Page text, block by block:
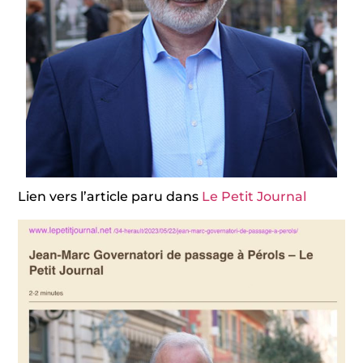
Lien vers l’article paru dans Le Petit Journal